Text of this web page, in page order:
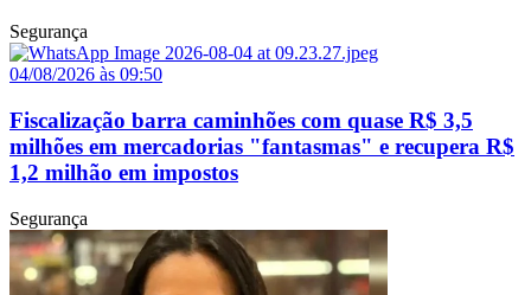
Segurança
04/08/2026 às 09:50
Fiscalização barra caminhões com quase R$ 3,5
milhões em mercadorias "fantasmas" e recupera R$
1,2 milhão em impostos
Segurança